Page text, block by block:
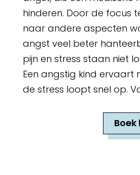
hinderen. Door de focus
naar andere aspecten
angst veel beter
pijn en stress staan niet
Een angstig kind ervaart
de stress loopt snel op.